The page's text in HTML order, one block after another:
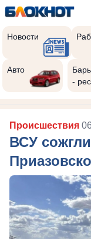
Новости
Авто
-
Происшествия
ВСУ